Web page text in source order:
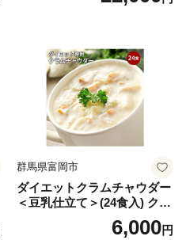
群馬県富岡市
ダイエットクラムチャウダー
＜豆乳仕立て＞(24食入) クラ
ムチャウダー 豆乳 ダイエッ
ト スープ プロテイン たんぱ
6,000円